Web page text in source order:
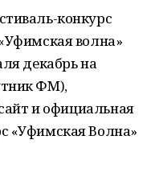
конкурс
волна»
декабрь на
ФМ),
и официальная
«Уфимская Волна»